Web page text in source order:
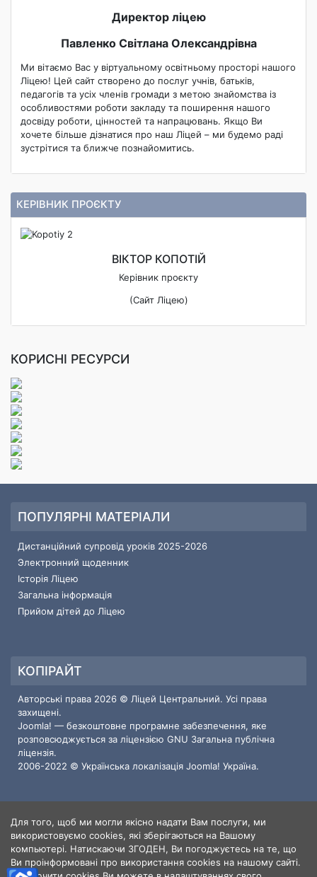
Директор ліцею
Павленко Світлана Олександрівна
Ми вітаємо Вас у віртуальному освітньому просторі нашого
Ліцею! Цей сайт створено до послуг учнів, батьків,
педагогів та усіх членів громади з метою знайомства із
особливостями роботи закладу та поширення нашого
досвіду роботи, цінностей та напрацювань. Якщо Ви
хочете більше дізнатися про наш Ліцей – ми будемо раді
зустрітися та ближче познайомитись.
КЕРІВНИК ПРОЄКТУ
ВІКТОР КОПОТІЙ
Керівник проєкту
(Сайт Ліцею)
КОРИСНІ РЕСУРСИ
ПОПУЛЯРНІ МАТЕРІАЛИ
Дистанційний супровід уроків 2025-2026
Электронний щоденник
Історія Ліцею
Загальна інформація
Прийом дітей до Ліцею
КОПІРАЙТ
Авторські права 2026 © Ліцей Центральний. Усі права
захищені.
Joomla! — безкоштовне програмне забезпечення, яке
розповсюджується за ліцензією GNU Загальна публічна
ліцензія.
2006-2022 © Українська локалізація Joomla! Україна.
ІНФОРМАЦІЯ ПРО САЙТ
Користувачі 3
Статті
Для того, щоб ми могли якісно надати Вам послуги, ми
використовуємо cookies, які зберігаються на Вашому
компьютері. Натискаючи ЗГОДЕН, Ви погоджуєтесь на те, що
Ви проінформовані про використання cookies на нашому сайті.